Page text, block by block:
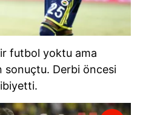
futbol yoktu ama
sonuçtu. Derbi öncesi